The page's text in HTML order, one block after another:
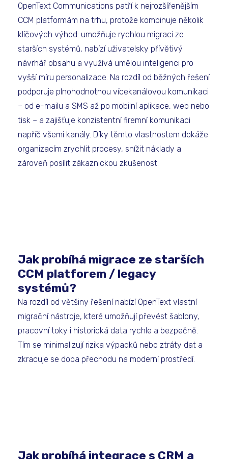
OpenText Communications patří k nejrozšířenějším
CCM platformám na trhu, protože kombinuje několik
klíčových výhod: umožňuje rychlou migraci ze
starších systémů, nabízí uživatelsky přívětivý
návrhář obsahu a využívá umělou inteligenci pro
vyšší míru personalizace. Na rozdíl od běžných řešení
podporuje plnohodnotnou vícekanálovou komunikaci
– od e-mailu a SMS až po mobilní aplikace, web nebo
tisk – a zajišťuje konzistentní firemní komunikaci
napříč všemi kanály. Díky těmto vlastnostem dokáže
organizacím zrychlit procesy, snížit náklady a
zároveň posílit zákaznickou zkušenost.
Jak probíhá migrace ze starších
CCM platforem / legacy
systémů?
Na rozdíl od většiny řešení nabízí OpenText vlastní
migrační nástroje, které umožňují převést šablony,
pracovní toky i historická data rychle a bezpečně.
Tím se minimalizují rizika výpadků nebo ztráty dat a
zkracuje se doba přechodu na moderní prostředí.
Jak probíhá integrace s CRM a